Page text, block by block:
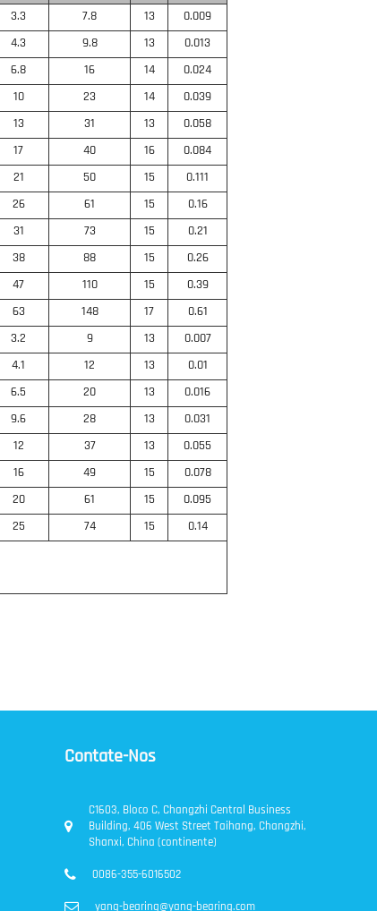
3.3 7.8 13
0.009
4.3 9.8 13
0.013
6.8 16 14
0.024
10 23 14
0.039
13 31 13
0.058
17 40 16
0.084
21 50 15
0.111
26 61 15
0.16
31 73 15
0.21
38 88 15
0.26
47 110 15
0.39
63 148 17
0.61
3.2 9 13
0.007
4.1 12 13
0.01
6.5 20 13
0.016
9.6 28 13
0.031
12 37 13
0.055
16 49 15
0.078
20 61 15
0.095
25 74 15 0.14
Contate-Nos
C1603, Bloco C, Changzhi Central Business
Building, 406 West Street Taihang, Changzhi,
Shanxi, China (continente)
0086-355-6016502
yang-bearing@yang-bearing.com